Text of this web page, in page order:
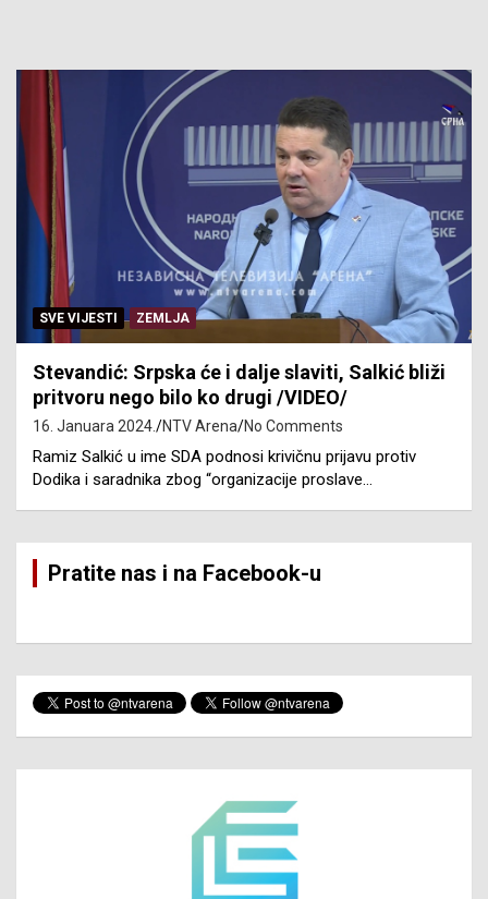
SVE VIJESTI ZEMLJA
Stevandić: Srpska će i dalje slaviti, Salkić bliži
pritvoru nego bilo ko drugi /VIDEO/
16. Januara 2024. NTV Arena No Comments
Ramiz Salkić u ime SDA podnosi krivičnu prijavu protiv
Dodika i saradnika zbog “organizacije proslave…
Pratite nas i na Facebook-u